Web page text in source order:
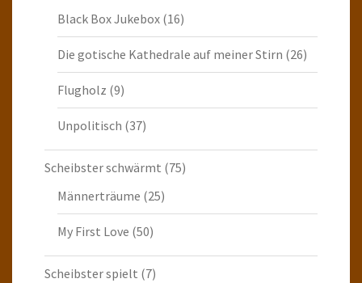
Black Box Jukebox (16)
Die gotische Kathedrale auf meiner Stirn (26)
Flugholz (9)
Unpolitisch (37)
Scheibster schwärmt (75)
Männerträume (25)
My First Love (50)
Scheibster spielt (7)